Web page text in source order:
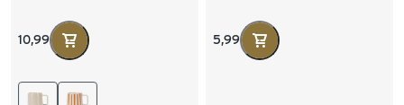
10,99 5,99